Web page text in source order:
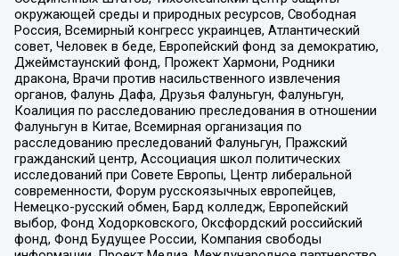
окружающей среды и природных ресурсов, Свободная
Россия, Всемирный конгресс украинцев, Атлантический
совет, Человек в беде, Европейский фонд за демократию,
Джеймстаунский фонд, Прожект Хармони, Родники
дракона, Врачи против насильственного извлечения
органов, Фалунь Дафа, Друзья Фалуньгун, Фалуньгун,
Коалиция по расследованию преследования в отношении
Фалуньгун в Китае, Всемирная организация по
расследованию преследований Фалуньгун, Пражский
гражданский центр, Ассоциация школ политических
исследований при Совете Европы, Центр либеральной
современности, Форум русскоязычных европейцев,
Немецко-русский обмен, Бард колледж, Европейский
выбор, Фонд Ходорковского, Оксфордский российский
фонд, Фонд Будущее России, Компания свободы